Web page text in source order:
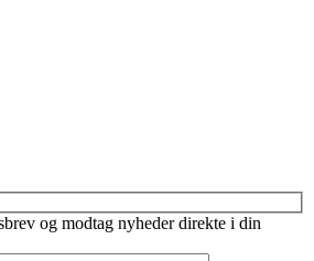
og modtag nyheder direkte i din